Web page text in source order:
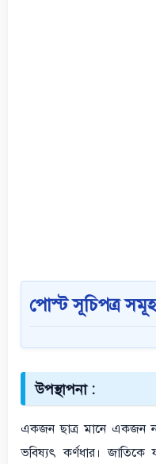
পোস্ট সূচিপত্র সমূহ
উপস্থাপনা :
একজন ছাত্র মানে একজন
ভবিষ্যৎ কর্ণধার। জাতিকে